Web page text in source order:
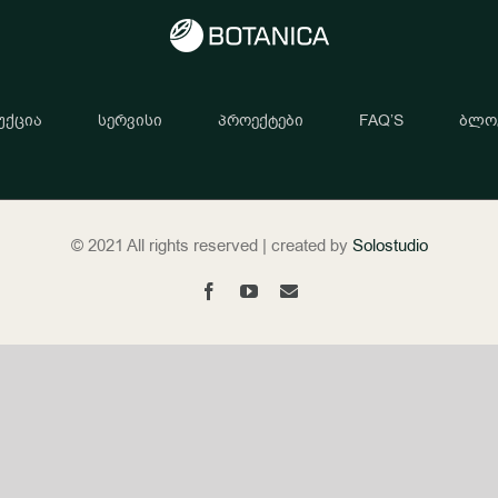
სერვისი პროექტები FAQ’S
© 2021 All rights reserved | created by Solostudio
FacebookYouTubeEmail